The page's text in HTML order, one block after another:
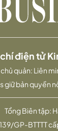
Tổng Biên tập:
GP-BTTTT
điện tử
quản: Liên
giữ bản quyền